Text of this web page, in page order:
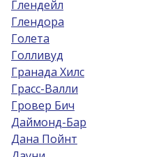
Глендейл
Глендора
Голета
Голливуд
Гранада Хилс
Грасс-Валли
Гровер Бич
Даймонд-Бар
Дана Пойнт